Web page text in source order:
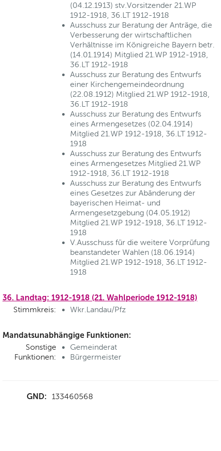
(04.12.1913) stv.Vorsitzender 21.WP
1912-1918, 36.LT 1912-1918
Ausschuss zur Beratung der Anträge, die
Verbesserung der wirtschaftlichen
Verhältnisse im Königreiche Bayern betr.
(14.01.1914) Mitglied 21.WP 1912-1918,
36.LT 1912-1918
Ausschuss zur Beratung des Entwurfs
einer Kirchengemeindeordnung
(22.08.1912) Mitglied 21.WP 1912-1918,
36.LT 1912-1918
Ausschuss zur Beratung des Entwurfs
eines Armengesetzes (02.04.1914)
Mitglied 21.WP 1912-1918, 36.LT 1912-
1918
Ausschuss zur Beratung des Entwurfs
eines Armengesetzes Mitglied 21.WP
1912-1918, 36.LT 1912-1918
Ausschuss zur Beratung des Entwurfs
eines Gesetzes zur Abänderung der
bayerischen Heimat- und
Armengesetzgebung (04.05.1912)
Mitglied 21.WP 1912-1918, 36.LT 1912-
1918
V.Ausschuss für die weitere Vorprüfung
beanstandeter Wahlen (18.06.1914)
Mitglied 21.WP 1912-1918, 36.LT 1912-
1918
36. Landtag: 1912-1918 (21. Wahlperiode 1912-1918)
Stimmkreis: Wkr.Landau/Pfz
Mandatsunabhängige Funktionen:
Sonstige
Funktionen:
Gemeinderat
Bürgermeister
GND: 133460568